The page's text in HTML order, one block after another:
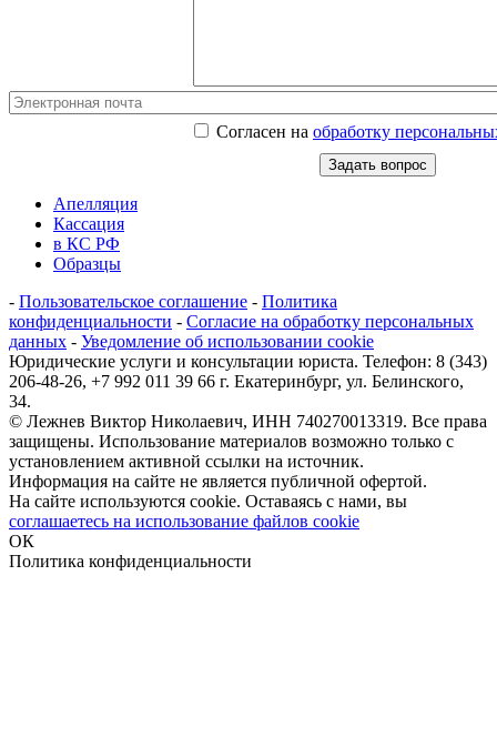
Согласен на обработку
Апелляция
Кассация
в КС РФ
Образцы
- Пользовательское соглашение - Политика
конфиденциальности - Согласие на обработку персональных
данных - Уведомление об использовании cookie
Юридические услуги и консультации юриста. Телефон: 8 (343)
206-48-26, +7 992 011 39 66 г. Екатеринбург, ул. Белинского,
34.
© Лежнев Виктор Николаевич, ИНН 740270013319. Все права
защищены. Использование материалов возможно только с
установлением активной ссылки на источник.
Информация на сайте не является публичной офертой.
На сайте используются cookie. Оставаясь с нами, вы
соглашаетесь на использование файлов cookie
ОК
Политика конфиденциальности